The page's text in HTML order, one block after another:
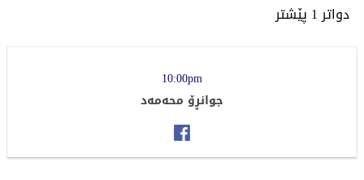
10:00pm
جوانڕۆ محەمەد
دواتر 1 پێشتر